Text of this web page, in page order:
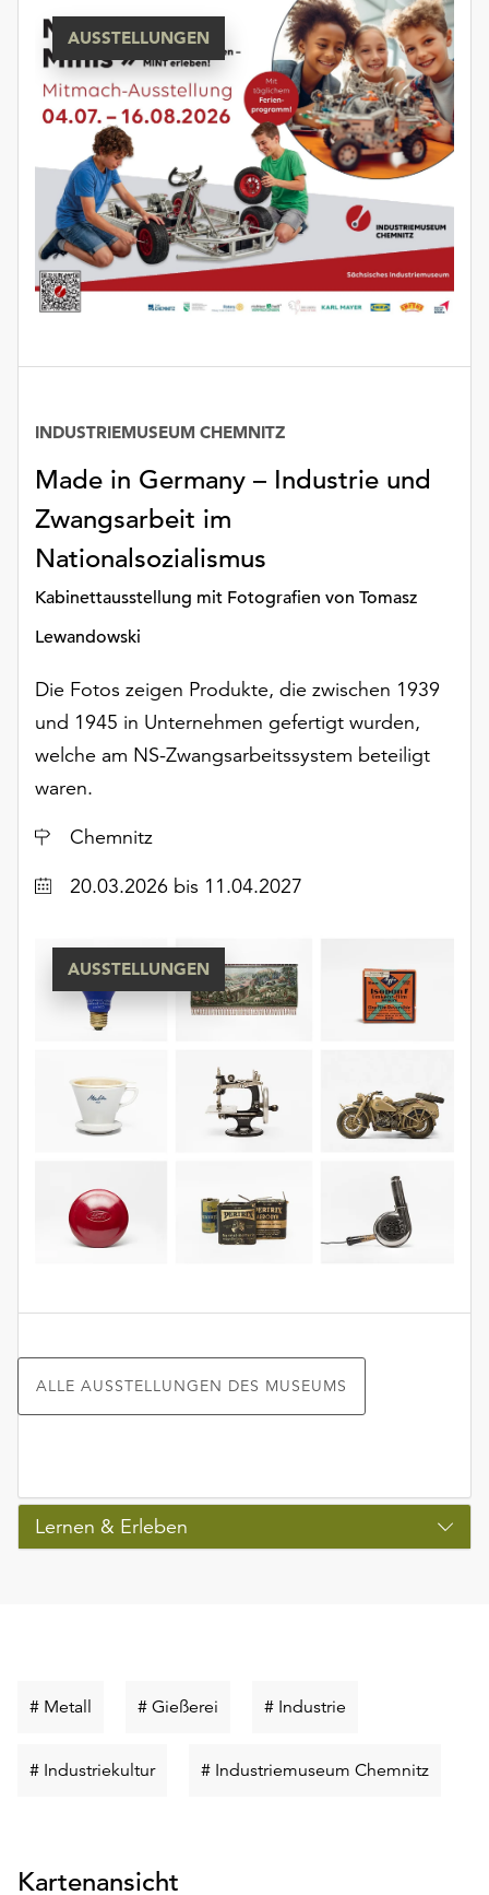
AUSSTELLUNGEN
Made in Germany – Industrie und
Zwangsarbeit im
Nationalsozialismus
Kabinettausstellung mit Fotografien von Tomasz
Lewandowski
INDUSTRIEMUSEUM CHEMNITZ
Die Fotos zeigen Produkte, die zwischen 1939
und 1945 in Unternehmen gefertigt wurden,
welche am NS-Zwangsarbeitssystem beteiligt
waren.
Ort
Chemnitz
Datum20.03.2026 bis 11.04.2027
AUSSTELLUNGEN
ALLE AUSSTELLUNGEN DES MUSEUMS
Lernen & Erleben
# Metall Schlüsselwort
# Gießerei Schlüsselwort
# Industrie
# IndustriekulturSchlüsselwort
# Industriemuseum Chemnitz
Kartenansicht